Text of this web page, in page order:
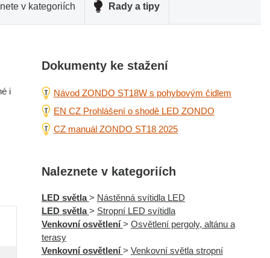
v kategoriích Rady a tipy
i
Dokumenty ke stažení
Návod ZONDO ST18W s pohybovým čidlem
EN CZ Prohlášení o shodě LED ZONDO
CZ manuál ZONDO ST18 2025
Naleznete v kategoriích
LED světla> Nástěnná svítidla LED
LED světla> Stropní LED svítidla
Venkovní osvětlení> Osvětlení pergoly, altánu a
terasy
Venkovní osvětlení> Venkovní světla stropní